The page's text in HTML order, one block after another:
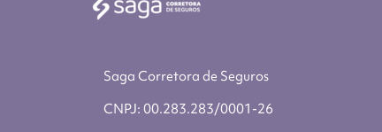
Saga Corretora de Seguros
CNPJ: 00.283.283/0001-26